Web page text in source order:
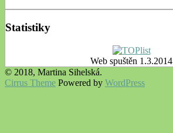
Statistiky
Web spuštěn 1.3.2014
© 2018, Martina Sihelská.
Cirrus Theme Powered by WordPress